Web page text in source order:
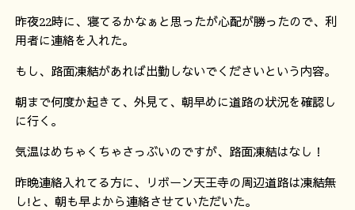
昨夜22時に、寝てるかなぁと思ったが心配が勝ったので、利
用者に連絡を入れた。
もし、路面凍結があれば出勤しないでくださいという内容。
朝まで何度か起きて、外見て、朝早めに道路の状況を確認し
に行く。
気温はめちゃくちゃさっぶいのですが、路面凍結はなし！
昨晩連絡入れてる方に、リボーン天王寺の周辺道路は凍結無
し!と、朝も早よから連絡させていただいた。